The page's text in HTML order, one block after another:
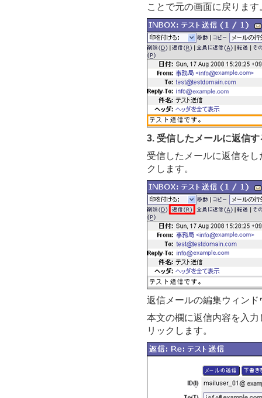
ことで元の画面に戻ります
3. 受信したメールに返信す
受信したメールに返信を
クします。
返信メールの編集ウィン
本文の欄に返信内容を入
リックします。